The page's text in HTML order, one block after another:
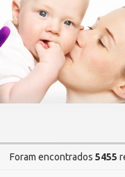
Foram encontrados 5455